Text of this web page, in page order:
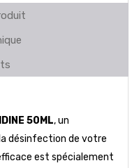
50ML, un
désinfection de votre
est spécialement